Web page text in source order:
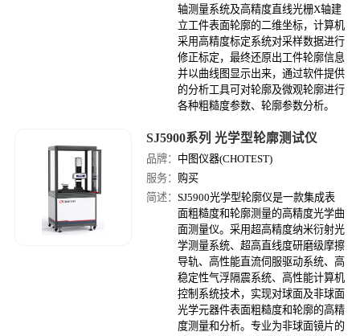
轴测量系统及高精度直线光栅X轴建
立工件表面轮廓的二维坐标，计算机
采用高精度标定系统对采样数据进行
修正标定，最终还原出工件轮廓信息
并以曲线图显示出来，通过软件提供
的分析工具可对轮廓及微观轮廓进行
各种粗糙度参数、轮廓参数分析。
SJ5900系列 光学型轮廓测试仪
品牌： 中图仪器(CHOTEST)
服务： 购买
简述：SJ5900光学型轮廓仪是一款集成表
面粗糙度和轮廓测量的高精度光学曲
面测量仪。采用超高精度纳米衍射光
学测量系统、超高直线度研磨级摩擦
导轨、高性能直流伺服驱动系统、高
稳定性气浮隔震系统、高性能计算机
控制系统技术，实现对球面及非球面
光学元器件表面粗糙度和轮廓的高精
度测量和分析。专业为非球面镜片的